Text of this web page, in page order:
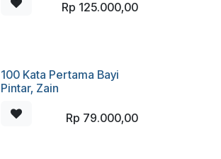
Rp 125.000,00
100 Kata Pertama Bayi
Pintar, Zain
Rp 79.000,00